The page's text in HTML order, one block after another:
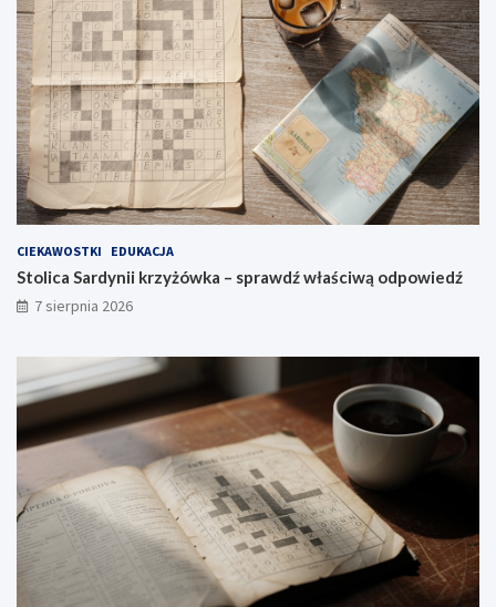
CIEKAWOSTKI EDUKACJA
Stolica Sardynii krzyżówka – sprawdź właściwą odpowiedź
7 sierpnia 2026